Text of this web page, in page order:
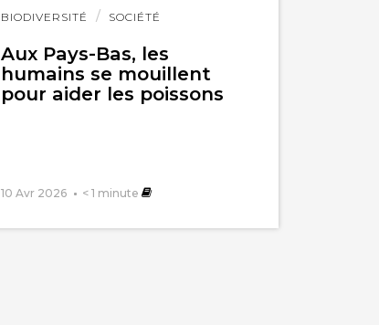
BIODIVERSITÉ SOCIÉTÉ
Aux Pays-Bas, les
humains se mouillent
pour aider les poissons
10 Avr 2026 < 1 minute
Lire